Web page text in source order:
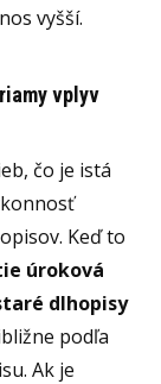
vyšší.
vplyv
čo je istá
Keď to
úroková
dlhopisy
podľa
Ak je